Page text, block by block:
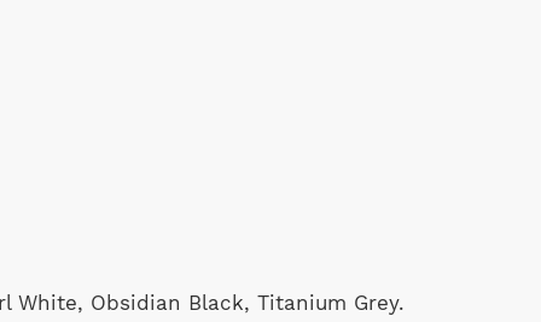
White, Obsidian Black, Titanium Grey.